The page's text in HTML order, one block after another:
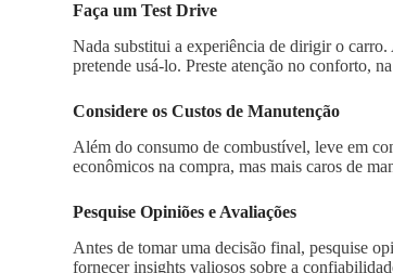
Faça um Test Drive
Nada substitui a experiência de dirigir o
pretende usá-lo. Preste atenção no conforto,
Considere os Custos de Manutenção
Além do consumo de combustível, leve em
econômicos na compra, mas mais caros de
Pesquise Opiniões e Avaliações
Antes de tomar uma decisão final, pesquise
fornecer insights valiosos sobre a